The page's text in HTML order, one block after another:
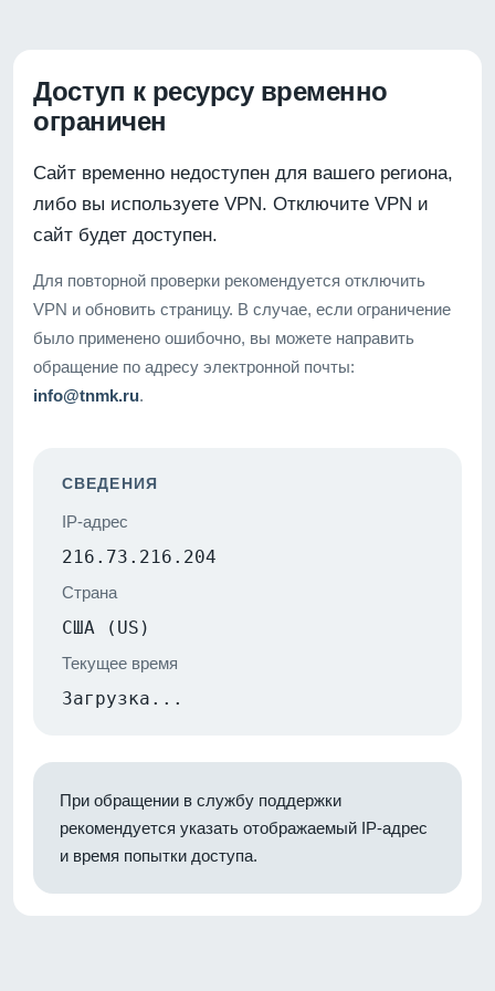
Доступ к ресурсу временно
ограничен
Сайт временно недоступен для вашего региона,
либо вы используете VPN. Отключите VPN и
сайт будет доступен.
Для повторной проверки рекомендуется отключить
VPN и обновить страницу. В случае, если ограничение
было применено ошибочно, вы можете направить
обращение по адресу электронной почты:
info@tnmk.ru.
СВЕДЕНИЯ
IP-адрес
216.73.216.204
Страна
США (US)
Текущее время
Загрузка...
При обращении в службу поддержки
рекомендуется указать отображаемый IP-адрес
и время попытки доступа.